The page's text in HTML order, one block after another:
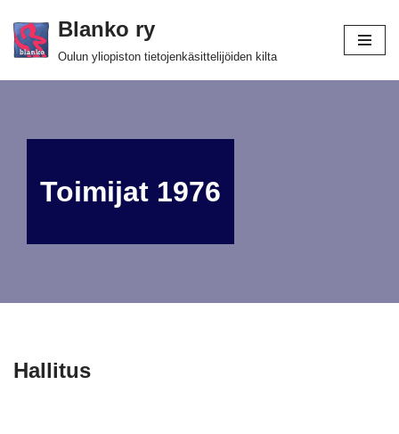
Siirry
Blanko ry
Oulun yliopiston tietojenkäsittelijöiden kilta
Toimijat 1976
Hallitus